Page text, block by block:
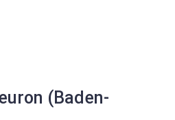
(Baden-